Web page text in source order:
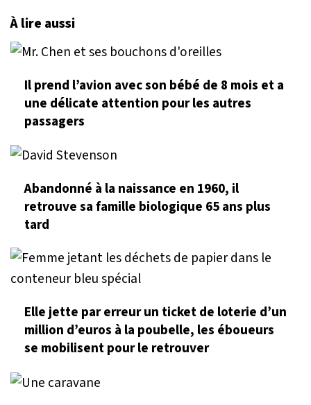
À lire aussi
Il prend l’avion avec son bébé de 8 mois et a
une délicate attention pour les autres
passagers
Abandonné à la naissance en 1960, il
retrouve sa famille biologique 65 ans plus
tard
Elle jette par erreur un ticket de loterie d’un
million d’euros à la poubelle, les éboueurs
se mobilisent pour le retrouver